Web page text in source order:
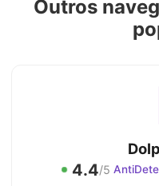
Outros
4.4/5